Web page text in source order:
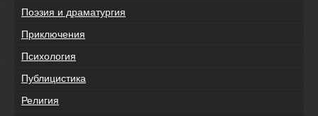
Поэзия и драматургия
Приключения
Психология
Публицистика
Религия